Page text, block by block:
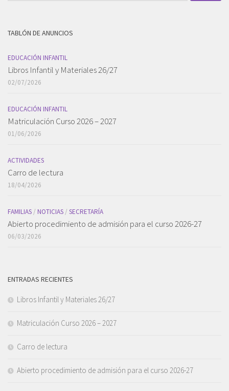
TABLÓN DE ANUNCIOS
EDUCACIÓN INFANTIL
Libros Infantil y Materiales 26/27
02/07/2026
EDUCACIÓN INFANTIL
Matriculación Curso 2026 – 2027
01/06/2026
ACTIVIDADES
Carro de lectura
18/04/2026
FAMILIAS / NOTICIAS / SECRETARÍA
Abierto procedimiento de admisión para el curso 2026-27
06/03/2026
ENTRADAS RECIENTES
Libros Infantil y Materiales 26/27
Matriculación Curso 2026 – 2027
Carro de lectura
Abierto procedimiento de admisión para el curso 2026-27